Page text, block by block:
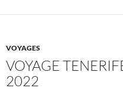
VOYAGES
VOYAGE
2022